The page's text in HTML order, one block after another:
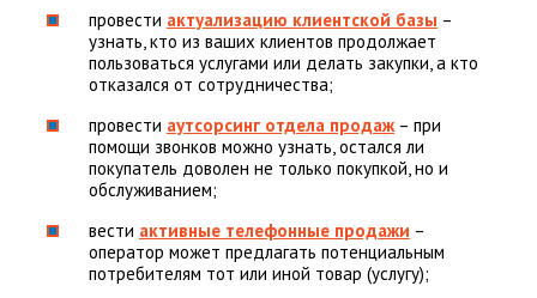
провести актуализацию клиентской базы –
узнать, кто из ваших клиентов продолжает
пользоваться услугами или делать закупки, а кто
отказался от сотрудничества;
провести аутсорсинг отдела продаж– при
помощи звонков можно узнать, остался ли
покупатель доволен не только покупкой, но и
обслуживанием;
вести активные телефонные продажи –
оператор может предлагать потенциальным
потребителям тот или иной товар (услугу);